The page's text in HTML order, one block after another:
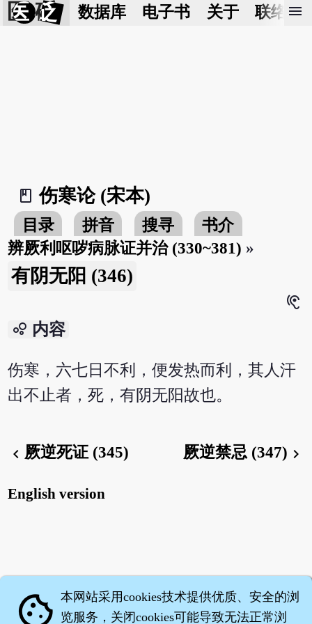
医 砭 数据库 电子书 关于 联络我
menu
book_2
伤寒论 (宋本)
目录 拼音 搜寻
书介
辨厥利呕哕病脉证并治 (330~381) »
有阴无阳 (346)
hearing
bubble_chart 内容
伤寒，六七日不利，便发热而利，其人汗
出不止者，死，有阴无阳故也。
chevron_left厥逆死证 (345) 厥逆禁忌 (347) chevron_right
English version
cookie 本网站采用cookies技术提供优质、安全的浏
览服务，关闭cookies可能导致无法正常浏